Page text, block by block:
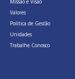
Missão e Visão
Valores
Politica de Gestão
Unidades
Trabalhe Conosco